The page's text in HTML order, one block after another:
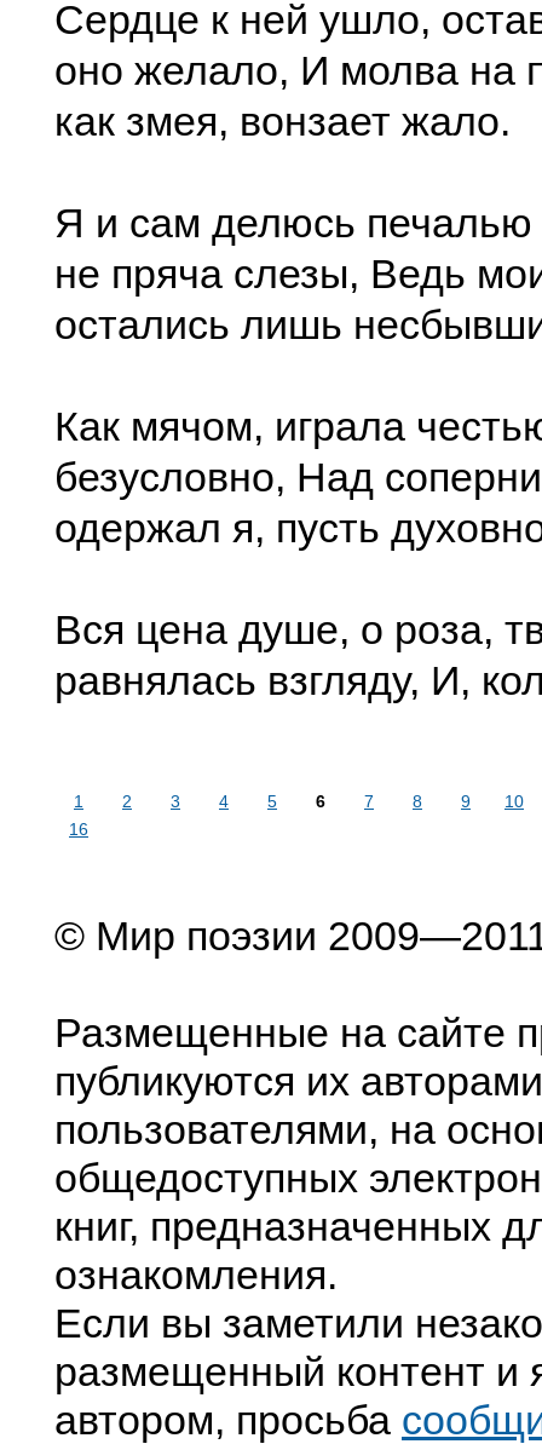
Сердце к ней ушло,
оно желало, И молва на
как змея, вонзает жало.
Я и сам делюсь печалью
не пряча слезы, Ведь
остались лишь
Как мячом, играла
безусловно, Над
одержал я, пусть
Вся цена душе, о роза,
равнялась взгляду, И,
1 2 3 4 5 6 7 8 9
10
16
© Мир поэзии
Размещенные на сайте
публикуются их
пользователями, на
общедоступных
книг, предназначенных
ознакомления.
Если вы заметили
размещенный контент и
автором, просьба